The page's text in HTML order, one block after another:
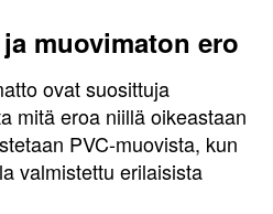
muovimaton ero
ovat suosittuja
mitä eroa niillä oikeastaan
PVC-muovista, kun
valmistettu erilaisista